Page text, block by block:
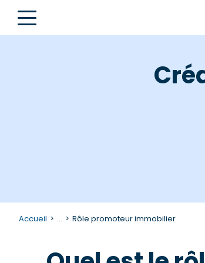
Accueil ... Rôle promoteur immobilier